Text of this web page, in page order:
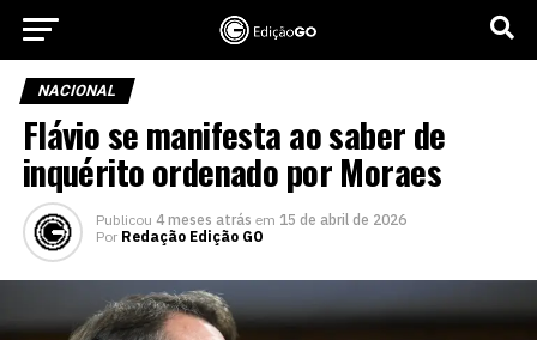
NACIONAL
Flávio se manifesta ao saber de
inquérito ordenado por Moraes
Publicou 4 meses atrás em 15 de abril de 2026
Por Redação Edição GO